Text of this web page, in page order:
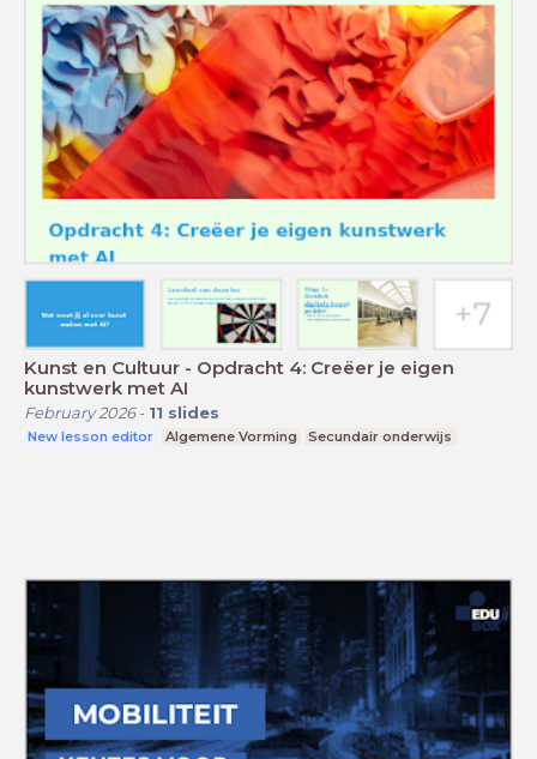
Kunst en Cultuur - Opdracht 4: Creëer je eigen
kunstwerk met AI
February 2026- 11 slides
New lesson editor Algemene Vorming Secundair onderwijs